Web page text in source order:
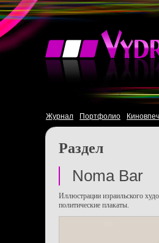
Журнал Портфолио
Раздел
Noma Bar
Иллюстрации израильского
политические плакаты.